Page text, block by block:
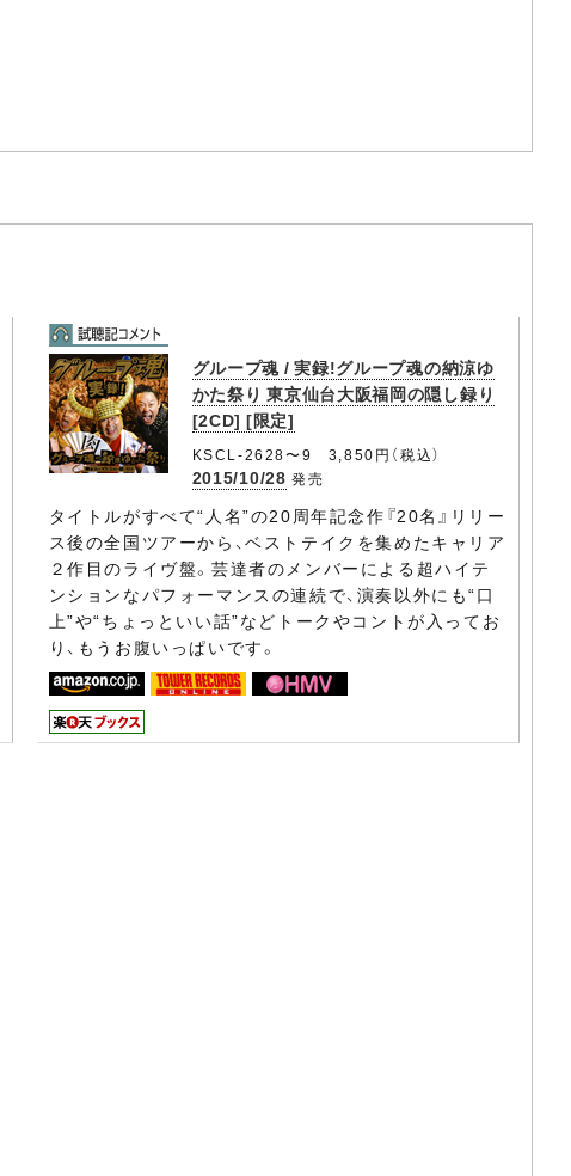
グループ魂 / 実録!グループ魂の納涼ゆ
かた祭り 東京仙台大阪福岡の隠し録り
[2CD] [限定]
KSCL-2628〜9 3,850円（税込）
2015/10/28 発売
タイトルがすべて“人名”の20周年記念作『20名』リリー
ス後の全国ツアーから、ベストテイクを集めたキャリア
２作目のライヴ盤。芸達者のメンバーによる超ハイテ
ンションなパフォーマンスの連続で、演奏以外にも“口
上”や“ちょっといい話”などトークやコントが入ってお
り、もうお腹いっぱいです。